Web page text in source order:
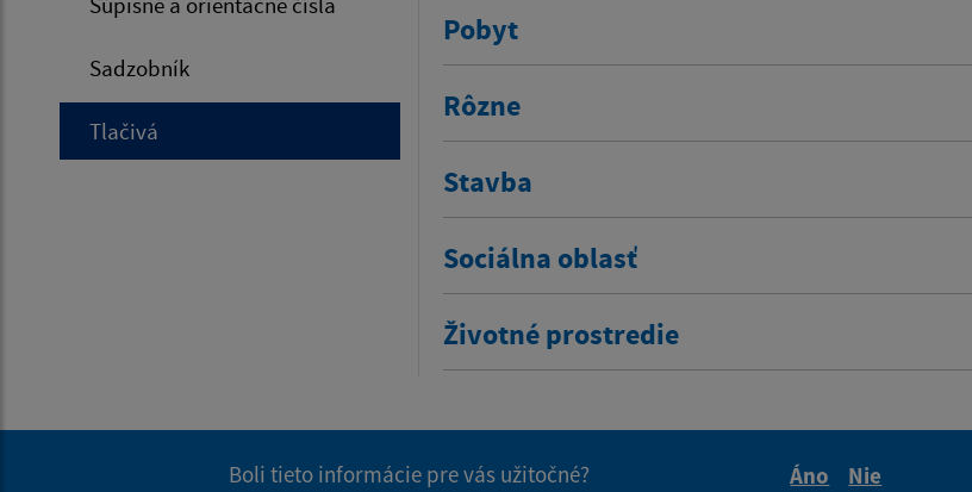
Sadzobník
Tlačivá
Pobyt
Rôzne
Stavba
Sociálna oblasť
Životné prostredie
Boli tieto informácie pre vás užitočné?
Áno
Nie